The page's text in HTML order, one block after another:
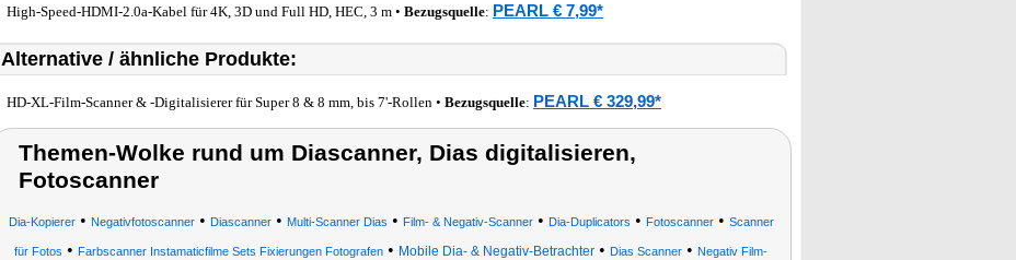
High-Speed-HDMI-2.0a-Kabel für 4K, 3D und Full HD, HEC, 3 m • Bezugsquelle: PEARL € 7,99*
Alternative / ähnliche Produkte:
HD-XL-Film-Scanner & -Digitalisierer für Super 8 & 8 mm, bis 7'-Rollen • Bezugsquelle: PEARL € 329,99*
Themen-Wolke rund um Diascanner, Dias digitalisieren,
Fotoscanner
Dia-Kopierer• Negativfotoscanner• Diascanner• Multi-Scanner Dias • Film- & Negativ-Scanner• Dia-Duplicators • Fotoscanner• Scanner
für Fotos • Farbscanner Instamaticfilme Sets Fixierungen Fotografen • Mobile Dia- & Negativ-Betrachter • Dias Scanner • Negativ Film-